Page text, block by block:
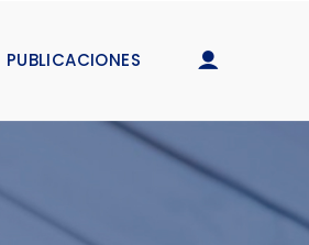
PUBLICACIONES